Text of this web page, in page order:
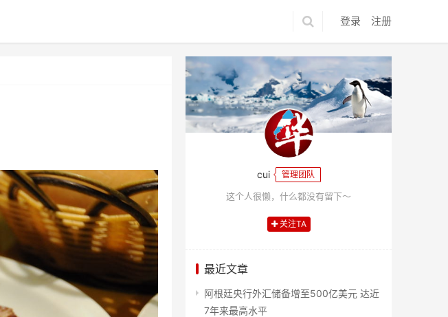
登录 注册
cui 管理团队
这个人很懒，什么都没有留下～
关注TA
最近文章
阿根廷央行外汇储备增至500亿美元 达近
7年来最高水平